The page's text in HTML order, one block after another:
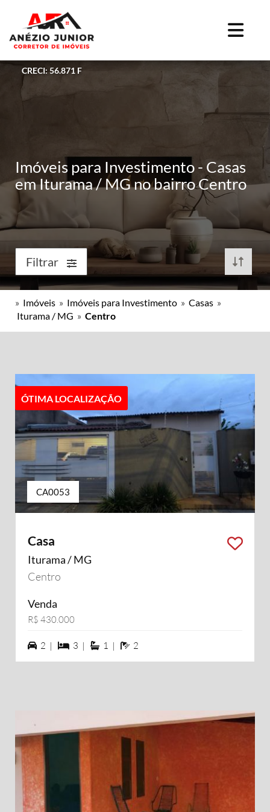
CRECI: 56.871 F
Imóveis para Investimento - Casas
em Iturama / MG no bairro Centro
Filtrar
» Imóveis » Imóveis para Investimento » Casas »
Iturama / MG » Centro
ÓTIMA LOCALIZAÇÃO
CA0053
Casa
Iturama / MG
Centro
Venda
R$ 430.000
2 vagas na garagem
2 | 3 dormiórios
3 | 1 suítes
1 | 2 banheiros
2